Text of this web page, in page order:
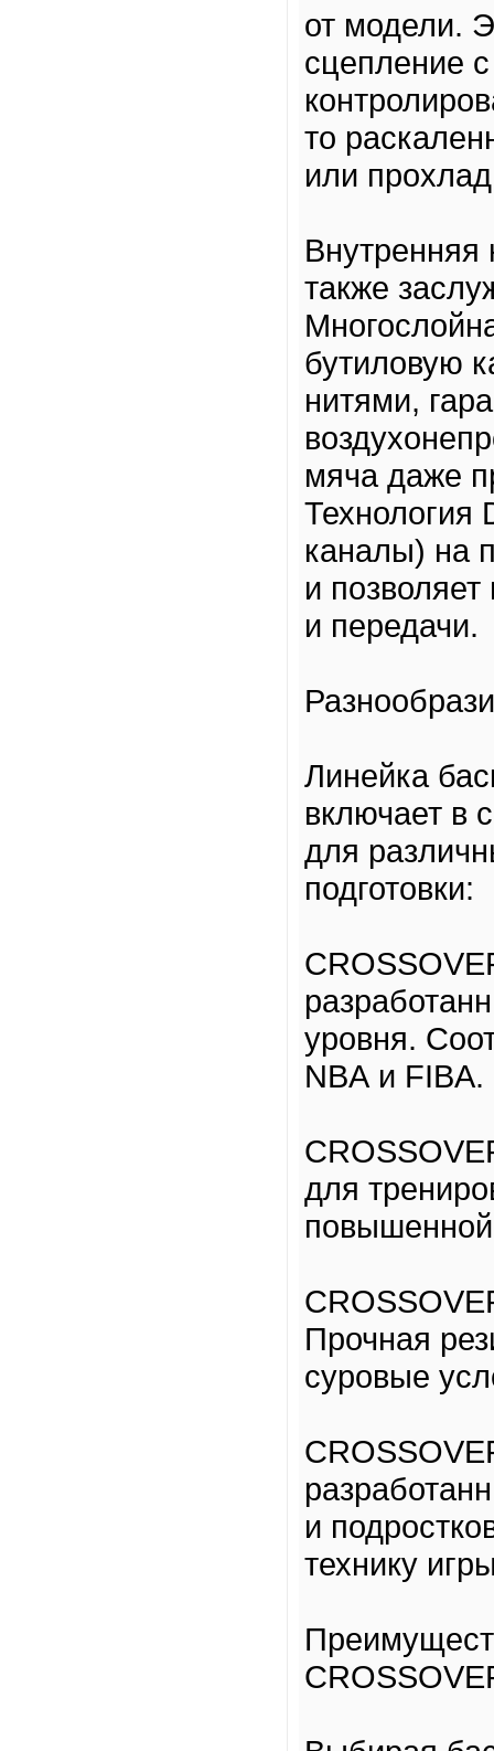
от модели.
сцепление
то
или
Внутренняя
также
бутиловую
нитями,
мяча даже
Технология
каналы) на
и
и передачи.
Линейка
включает в
для
подготовки:
уровня.
NBA и FIBA.
для
повышенной
Прочная
суровые
и
технику